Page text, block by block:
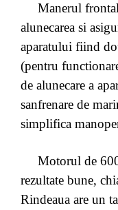
Manerul frontal
alunecarea si
aparatului fiind
(pentru
de alunecare a
sanfrenare de
simplifica
Motorul de 600
rezultate bune,
Rindeaua are un